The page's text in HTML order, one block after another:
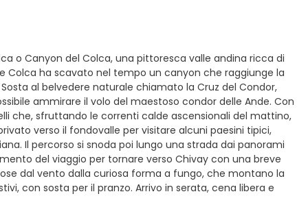
o Canyon del Colca, una pittoresca valle andina ricca di
Colca ha scavato nel tempo un canyon che raggiunge la
al belvedere naturale chiamato la Cruz del Condor,
ammirare il volo del maestoso condor delle Ande. Con
che, sfruttando le correnti calde ascensionali del mattino,
verso il fondovalle per visitare alcuni paesini tipici,
Il percorso si snoda poi lungo una strada dai panorami
del viaggio per tornare verso Chivay con una breve
dal vento dalla curiosa forma a fungo, che montano la
con sosta per il pranzo. Arrivo in serata, cena libera e